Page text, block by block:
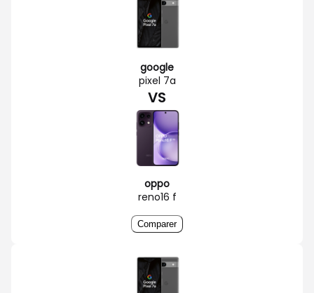
google
pixel 7a
VS
oppo
reno16 f
Comparer